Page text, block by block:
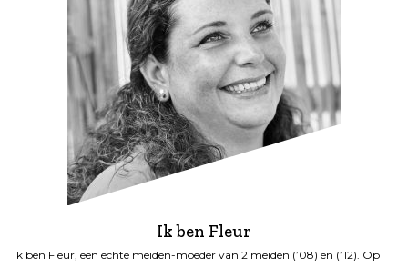
Ik ben Fleur
Ik ben Fleur, een echte meiden-moeder van 2 meiden (’08) en (’12). Op